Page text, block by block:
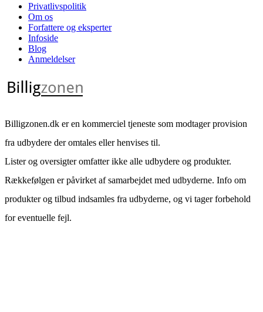
Privatlivspolitik
Om os
Forfattere og eksperter
Infoside
Blog
Anmeldelser
Billigzonen.dk er en kommerciel tjeneste som modtager provision
fra udbydere der omtales eller henvises til.
Lister og oversigter omfatter ikke alle udbydere og produkter.
Rækkefølgen er påvirket af samarbejdet med udbyderne. Info om
produkter og tilbud indsamles fra udbyderne, og vi tager forbehold
for eventuelle fejl.